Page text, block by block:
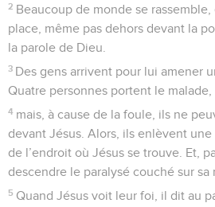
2 Beaucoup de monde se
place, même pas dehors devant la
la parole de Dieu.
3 Des gens arrivent pour lui amener
Quatre personnes portent le malade,
4 mais, à cause de la foule, ils ne
devant Jésus. Alors, ils enlèvent
de l’endroit où Jésus se trouve. Et,
descendre le paralysé couché sur sa
5 Quand Jésus voit leur foi, il dit au